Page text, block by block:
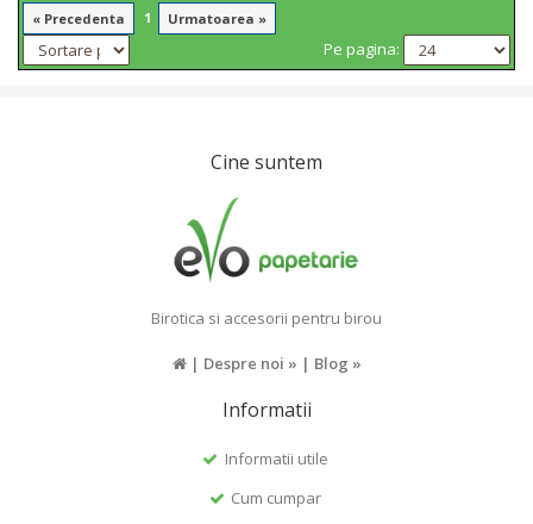
« Precedenta 1 Urmatoarea »
Pe pagina:
Cine suntem
Birotica si accesorii pentru birou
| Despre noi » | Blog »
Informatii
Informatii utile
Cum cumpar